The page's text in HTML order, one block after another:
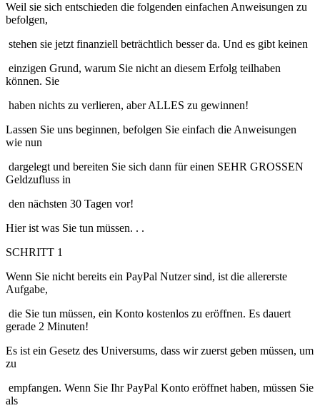
Weil sie sich entschieden die folgenden einfachen Anweisungen zu
befolgen,
stehen sie jetzt finanziell beträchtlich besser da. Und es gibt keinen
einzigen Grund, warum Sie nicht an diesem Erfolg teilhaben
können. Sie
haben nichts zu verlieren, aber ALLES zu gewinnen!
Lassen Sie uns beginnen, befolgen Sie einfach die Anweisungen
wie nun
dargelegt und bereiten Sie sich dann für einen SEHR GROSSEN
Geldzufluss in
den nächsten 30 Tagen vor!
Hier ist was Sie tun müssen. . .
SCHRITT 1
Wenn Sie nicht bereits ein PayPal Nutzer sind, ist die allererste
Aufgabe,
die Sie tun müssen, ein Konto kostenlos zu eröffnen. Es dauert
gerade 2 Minuten!
Es ist ein Gesetz des Universums, dass wir zuerst geben müssen, um
zu
empfangen. Wenn Sie Ihr PayPal Konto eröffnet haben, müssen Sie
als